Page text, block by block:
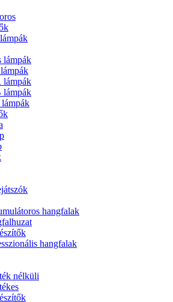
lámpák
lámpák
hangfalak
hangfalak
nélküli